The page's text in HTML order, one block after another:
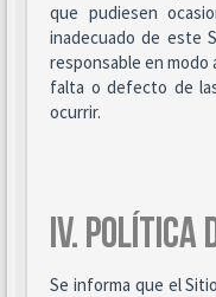
que pudiesen
inadecuado de este
responsable en modo
falta o defecto de
ocurrir.
IV. POLÍTICA
Se informa que el